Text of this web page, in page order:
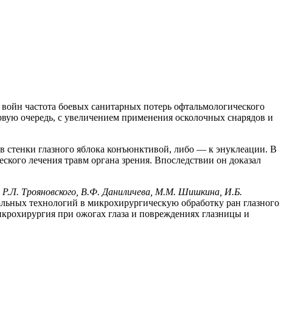
частота боевых санитарных потерь офтальмологического
очередь, с увеличением применения осколочных снарядов и
глазного яблока конъюнктивой, либо — к энуклеации. В
лечения травм органа зрения. Впоследствии он доказал
Р.Л. Трояновского, В.Ф. Даниличева, М.М. Шишкина, И.Б.
технологий в микрохирургическую обработку ран глазного
при ожогах глаза и повреждениях глазницы и